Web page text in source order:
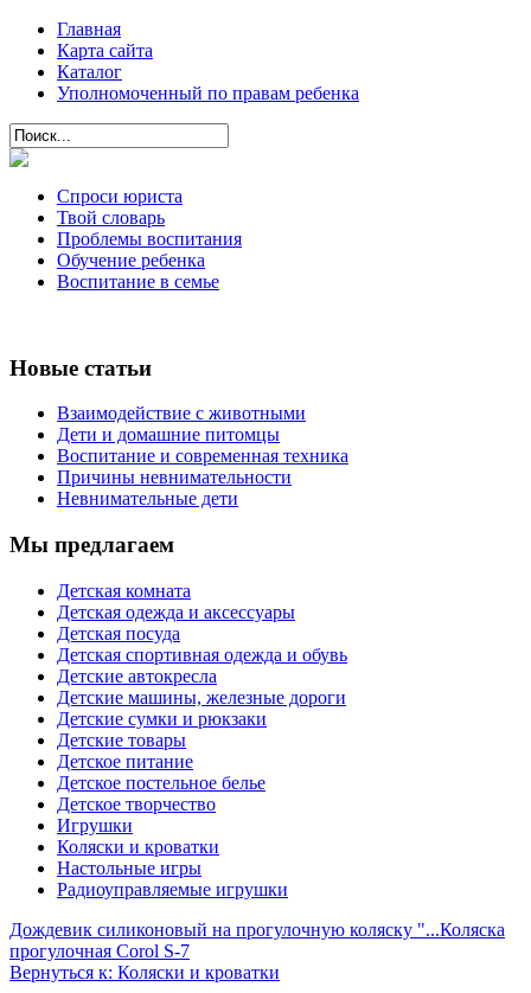
Главная
Карта сайта
Каталог
Уполномоченный по правам ребенка
Спроси юриста
Твой словарь
Проблемы воспитания
Обучение ребенка
Воспитание в семье
Новые статьи
Взаимодействие с животными
Дети и домашние питомцы
Воспитание и современная техника
Причины невнимательности
Невнимательные дети
Мы предлагаем
Детская комната
Детская одежда и аксессуары
Детская посуда
Детская спортивная одежда и обувь
Детские автокресла
Детские машины, железные дороги
Детские сумки и рюкзаки
Детские товары
Детское питание
Детское постельное белье
Детское творчество
Игрушки
Коляски и кроватки
Настольные игры
Радиоуправляемые игрушки
Дождевик силиконовый на прогулочную коляску "...Коляска
прогулочная Corol S-7
Вернуться к: Коляски и кроватки